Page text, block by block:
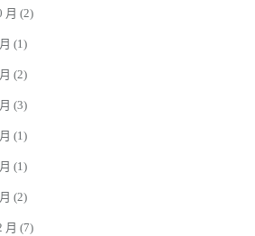
月 (2)
(1)
(2)
(3)
(1)
(1)
(2)
月 (7)